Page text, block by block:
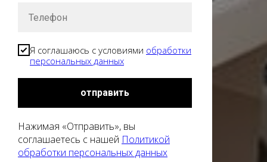
Я соглашаюсь с условиями обработки
персональных данных
отправить
Нажимая «Отправить», вы
соглашаетесь с нашей Политикой
обработки персональных данных